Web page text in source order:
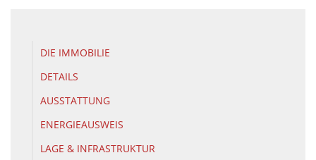
DIE IMMOBILIE
DETAILS
AUSSTATTUNG
ENERGIEAUSWEIS
LAGE & INFRASTRUKTUR